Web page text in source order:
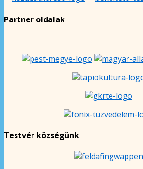
Partner oldalak
Testvér községünk